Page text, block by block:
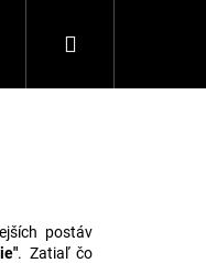
Nákupný
postáv
. Zatiaľ čo